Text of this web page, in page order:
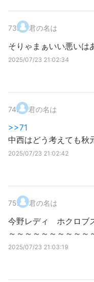
73. 君の名は
そりゃまぁいい悪いは
2025/07/23 21:02:34
74. 君の名は
>>71
中西はどう考えても秋
2025/07/23 21:02:42
75. 君の名は
今野レディ ホクロブ
～～～～～～～～～～
2025/07/23 21:03:19